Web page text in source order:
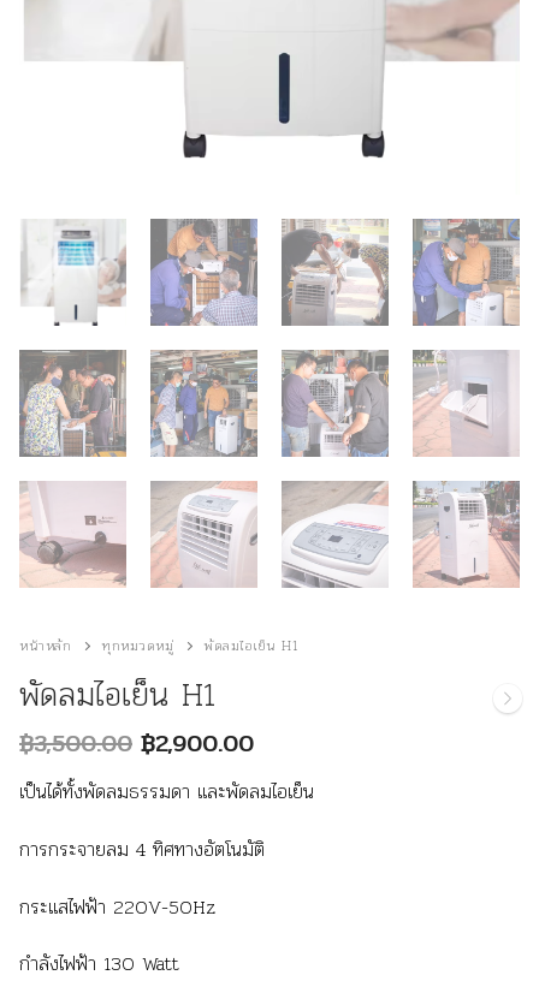
หน้าหลัก ทุกหมวดหมู่ พัดลมไอเย็น H1
พัดลมไอเย็น H1
฿3,500.00 Original
price
was:
฿2,900.00Current
is:
เป็นได้ทั้งพัดลมธรรมดา และพัดลมไอเย็น
การกระจายลม 4 ทิศทางอัตโนมัติ
กระแสไฟฟ้า 220V-50Hz
กำลังไฟฟ้า 130 Watt